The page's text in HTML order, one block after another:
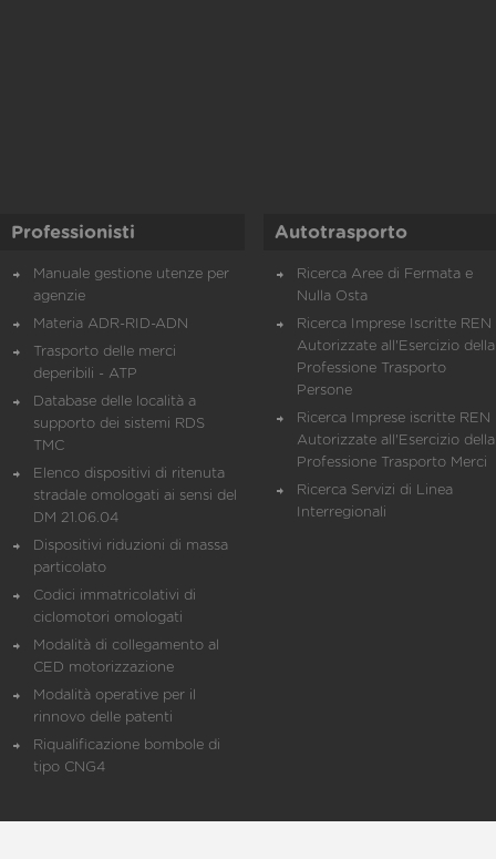
Professionisti
Manuale gestione utenze per
agenzie
Materia ADR-RID-ADN
Trasporto delle merci
deperibili - ATP
Database delle località a
supporto dei sistemi RDS
TMC
Elenco dispositivi di ritenuta
stradale omologati ai sensi del
DM 21.06.04
Dispositivi riduzioni di massa
particolato
Codici immatricolativi di
ciclomotori omologati
Modalità di collegamento al
CED motorizzazione
Modalità operative per il
rinnovo delle patenti
Riqualificazione bombole di
tipo CNG4
Autotrasporto
Ricerca Aree di Fermata e
Nulla Osta
Ricerca Imprese Iscritte REN
Autorizzate all'Esercizio della
Professione Trasporto
Persone
Ricerca Imprese iscritte REN
Autorizzate all'Esercizio della
Professione Trasporto Merci
Ricerca Servizi di Linea
Interregionali